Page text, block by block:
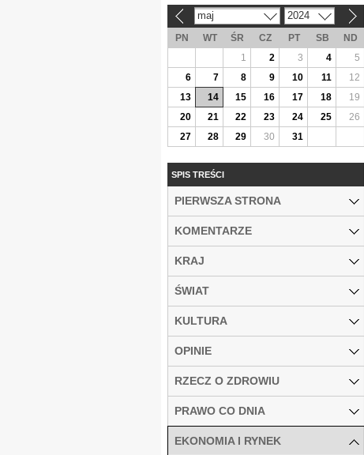
maj 2024
PN WT ŚR CZ PT SB
ND
1
2 3 4
5
6
7 8 9 10 11
12
13
14 15 16 17 18
19
20
21 22 23 24 25
26
27
28 29 30 31
SPIS TREŚCI
PIERWSZA STRONA
KOMENTARZE
KRAJ
ŚWIAT
KULTURA
OPINIE
RZECZ O ZDROWIU
PRAWO CO DNIA
EKONOMIA I RYNEK